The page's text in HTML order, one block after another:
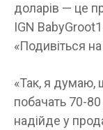
доларів — це
IGN
«Подивіться
«Так, я думаю,
побачать 70-80
надійде у